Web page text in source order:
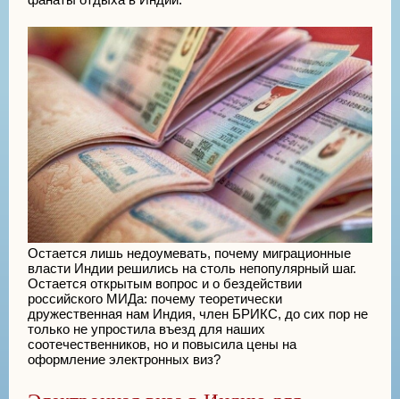
Остается лишь недоумевать, почему миграционные
власти Индии решились на столь непопулярный шаг.
Остается открытым вопрос и о бездействии
российского МИДа: почему теоретически
дружественная нам Индия, член БРИКС, до сих пор не
только не упростила въезд для наших
соотечественников, но и повысила цены на
оформление электронных виз?